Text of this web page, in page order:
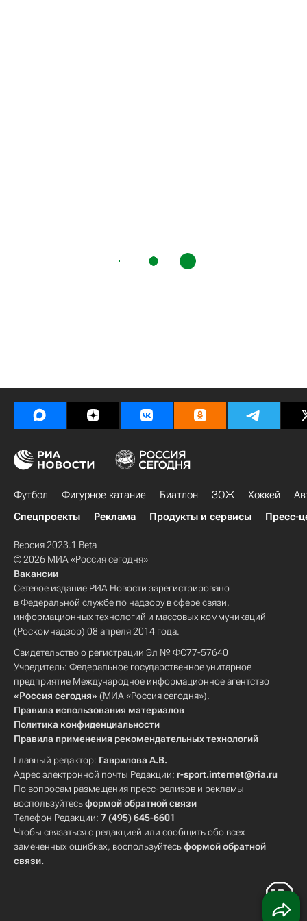
Футбол Фигурное катание Биатлон ЗОЖ Хоккей
Спецпроекты
Реклама Продукты и сервисы Пресс-
Версия 2023.1 Beta
© 2026 МИА «Россия сегодня»
Вакансии
Сетевое издание РИА Новости зарегистрировано
в Федеральной службе по надзору в сфере связи,
информационных технологий и массовых коммуникаций
(Роскомнадзор) 08 апреля 2014 года.
Свидетельство о регистрации Эл № ФС77-57640
Учредитель: Федеральное государственное унитарное
предприятие Международное информационное агентство
«Россия сегодня» (МИА «Россия сегодня»).
Правила использования материалов
Политика конфиденциальности
Правила применения рекомендательных технологий
Главный редактор: Гаврилова А.В.
Адрес электронной почты Редакции: r-sport.internet@ria.ru
По вопросам размещения пресс-релизов и рекламы
воспользуйтесьформой обратной связи
Телефон Редакции: 7 (495) 645-6601
Чтобы связаться с редакцией или сообщить обо всех
замеченных ошибках, воспользуйтесьформой обратной
связи.